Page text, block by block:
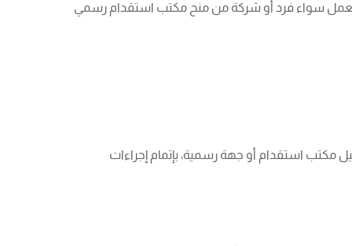
العمل سواء فرد أو شركة من منح مكتب استقدام رسمي
مكتب استقدام أو جهة رسمية، بإتمام إجراءات